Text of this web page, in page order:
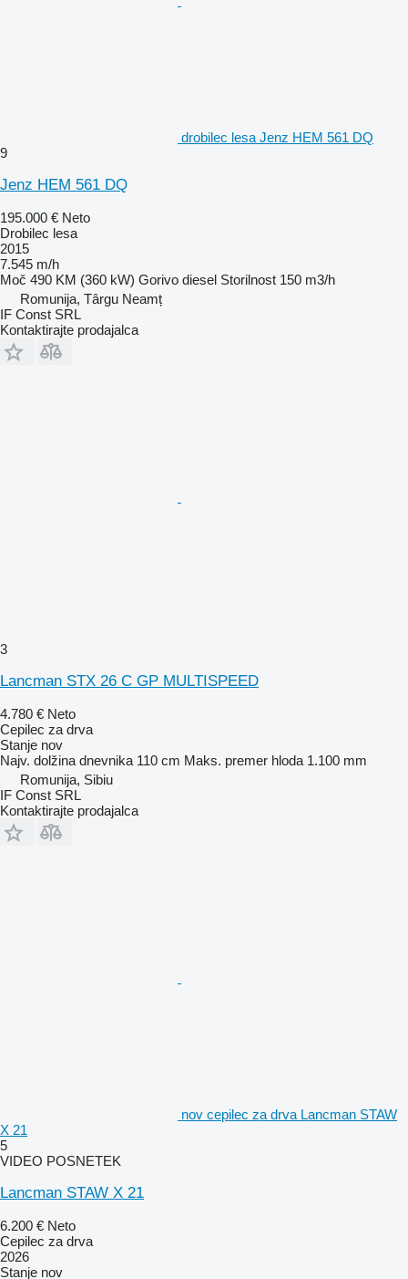
drobilec lesa Jenz HEM 561 DQ
9
Jenz HEM 561 DQ
195.000 € Neto
Drobilec lesa
2015
7.545 m/h
Moč 490 KM (360 kW) Gorivo diesel Storilnost 150 m3/h
Romunija, Târgu Neamț
IF Const SRL
Kontaktirajte prodajalca
3
Lancman STX 26 C GP MULTISPEED
4.780 € Neto
Cepilec za drva
Stanje nov
Najv. dolžina dnevnika 110 cm Maks. premer hloda 1.100 mm
Romunija, Sibiu
IF Const SRL
Kontaktirajte prodajalca
nov cepilec za drva Lancman STAW
X 21
5
VIDEO POSNETEK
Lancman STAW X 21
6.200 € Neto
Cepilec za drva
2026
Stanje nov